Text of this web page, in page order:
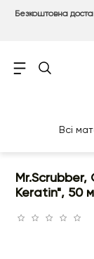
Безкоштовна
Всі
Mr.Scrubber,
Keratin", 50